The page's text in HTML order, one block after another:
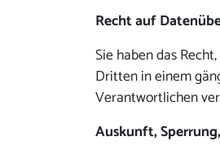
Recht auf
Sie haben das
Dritten in einem
Verantwortlichen
Auskunft,